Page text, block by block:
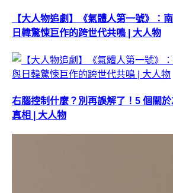
【大人物追劇】《氣體人第一號》：
日韓驚悚巨作的跨世代共鳴 | 大人物
右腦控制什麼？別再誤解了！5 個關
真相 | 大人物